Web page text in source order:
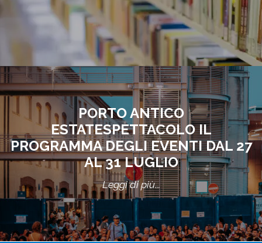
PORTO ANTICO
ESTATESPETTACOLO IL
PROGRAMMA DEGLI EVENTI DAL 27
AL 31 LUGLIO
Leggi di più...